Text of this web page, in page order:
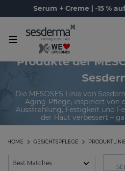
Serum + Creme | -15 %
Produkte der
Die MESOSES Linie von
Aging-Pflege, inspiriert von
Ausstrahlung, Festigkeit und
der Haut verbessert –
GESICHTSPFLEGE
HOME